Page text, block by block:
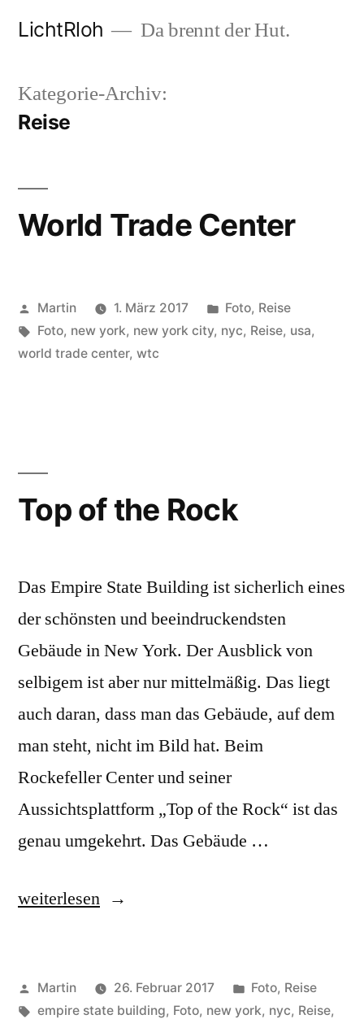
LichtRloh Da brennt der Hut.
Kategorie-Archiv:
Reise
World Trade Center
Veröffentlicht
von
Martin 1. März 2017
Veröffentlicht
unter
Foto, Reise
Schlagwörter:
Foto, new york, new york city, nyc, Reise, usa,
world trade center, wtc
Top of the Rock
Das Empire State Building ist sicherlich eines
der schönsten und beeindruckendsten
Gebäude in New York. Der Ausblick von
selbigem ist aber nur mittelmäßig. Das liegt
auch daran, dass man das Gebäude, auf dem
man steht, nicht im Bild hat. Beim
Rockefeller Center und seiner
Aussichtsplattform „Top of the Rock“ ist das
genau umgekehrt. Das Gebäude …
„Top
Rock“
weiterlesen
Veröffentlicht
von
Martin 26. Februar 2017
Veröffentlicht
unter
Foto, Reise
Schlagwörter:
empire state building, Foto, new york, nyc, Reise,